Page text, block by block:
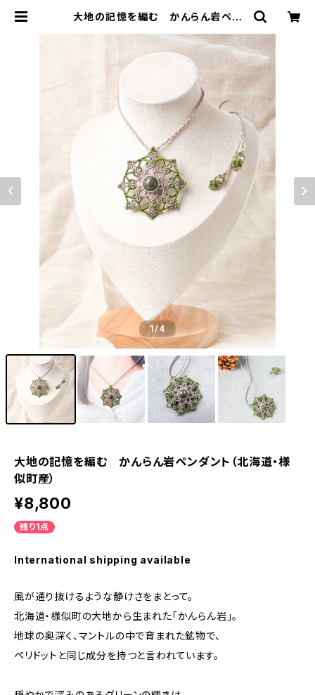
大地の記憶を編む かんらん岩ペン
マクラメアクセサリー
1/4
大地の記憶を編む かんらん岩ペンダント（北海道・様
似町産）
¥8,800
残り1点
International shipping available
風が通り抜けるような静けさをまとって。
北海道・様似町の大地から生まれた「かんらん岩」。
地球の奥深く、マントルの中で育まれた鉱物で、
ペリドットと同じ成分を持つと言われています。